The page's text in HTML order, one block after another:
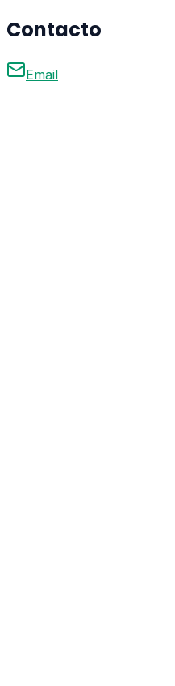
Contacto
Email